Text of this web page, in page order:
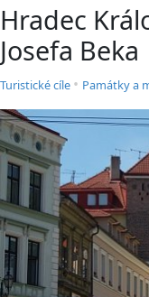
Hradec
Josefa Beka
Turistické cíle • Památky a